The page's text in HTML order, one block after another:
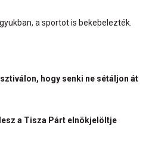
a sportot is bekebelezték.
hogy senki ne sétáljon át
a Tisza Párt elnökjelöltje